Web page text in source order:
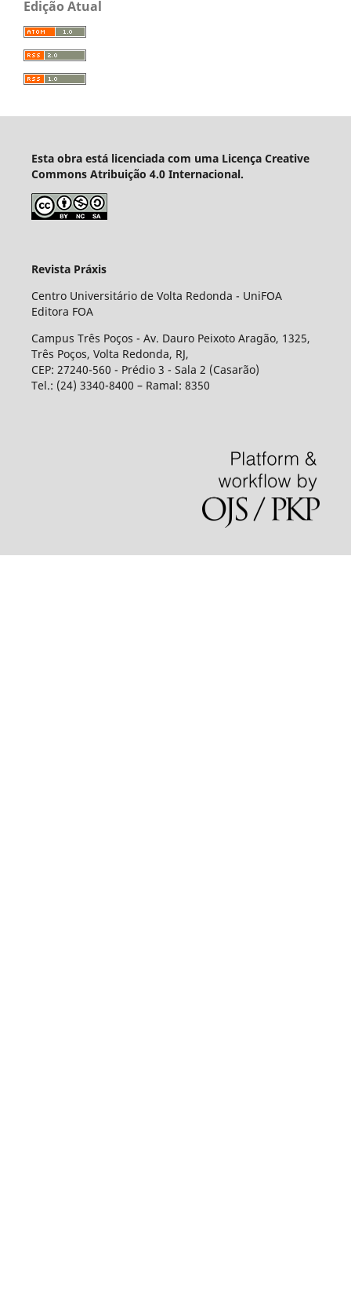
Edição Atual
Esta obra está licenciada com uma Licença Creative
Commons Atribuição 4.0 Internacional.
Revista Práxis
Centro Universitário de Volta Redonda - UniFOA
Editora FOA
Campus Três Poços - Av. Dauro Peixoto Aragão, 1325,
Três Poços, Volta Redonda, RJ,
CEP: 27240-560 - Prédio 3 - Sala 2 (Casarão)
Tel.: (24) 3340-8400 – Ramal: 8350